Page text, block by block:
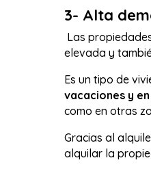
3- Alta
Las
elevada y
Es un tipo de
vacaciones y
como en otras
Gracias al
alquilar la